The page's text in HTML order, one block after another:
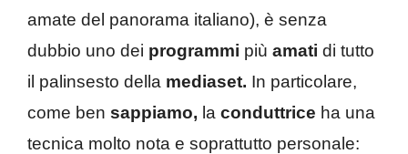
amate del panorama italiano), è senza
dubbio uno dei programmi più amati di tutto
il palinsesto della mediaset. In particolare,
come ben sappiamo, la conduttrice ha una
tecnica molto nota e soprattutto personale: